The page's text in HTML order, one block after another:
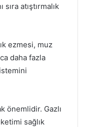
atıştırmalık
ezmesi, muz
daha fazla
önemlidir. Gazlı
sağlık